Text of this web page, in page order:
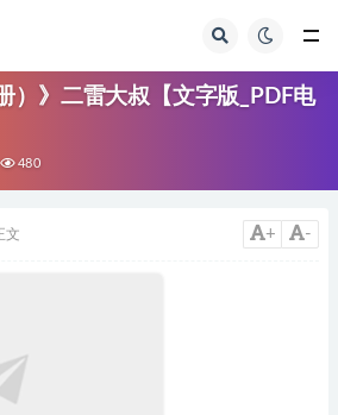
）》二雷大叔【文字版_PDF电
480
+ -
文